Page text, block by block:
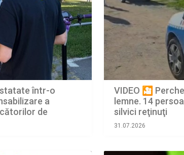
într-o
a
de
VIDEO 🎦
lemne. 14
silvici reţinuţi
31.07.2026